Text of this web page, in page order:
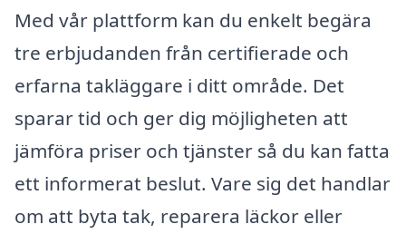
Med vår plattform kan du enkelt begära
tre erbjudanden från certifierade och
erfarna takläggare i ditt område. Det
sparar tid och ger dig möjligheten att
jämföra priser och tjänster så du kan fatta
ett informerat beslut. Vare sig det handlar
om att byta tak, reparera läckor eller